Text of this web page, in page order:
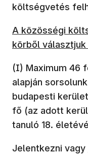
költségvetés
A közösségi
körből választjuk
(I) Maximum 46
alapján
budapesti
fő (az adott
tanuló 18.
Jelentkezni vagy